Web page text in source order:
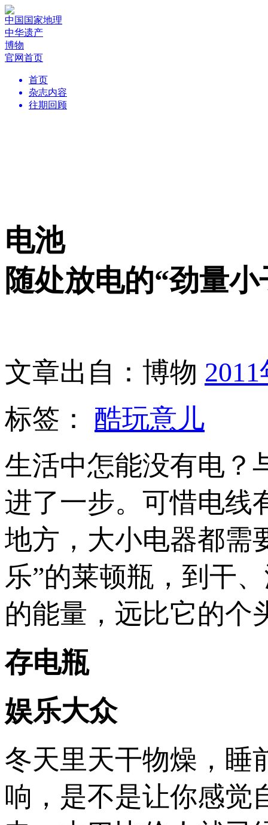
中国国家地理
中华遗产
博物
官网首页
首页
杂志内容
往期回顾
电池
随处放电的“劲量小
文章出自：博物
标签： 酷玩意儿
生活中怎能没有电？
进了一步。可惜电线
地方，大小电器都需
乐”的莱顿瓶，到干
的能量，远比它的个
存电瓶
娱乐大众
冬天里天干物燥，睡
响，是不是让你感觉